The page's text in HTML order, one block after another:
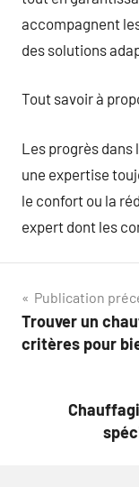
accompagnent
des solutions
Tout savoir à
Les progrès
une expertise
le confort ou la
expert dont les
de
Publication
Trouver un
critères pour